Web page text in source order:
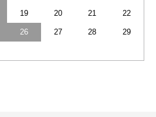
19 20 21 22
26 27 28 29